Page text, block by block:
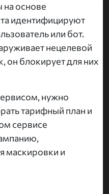
на основе
идентифицируют
или бот.
нецелевой
он блокирует для них
нужно
тарифный план и
сервисе
маскировки и